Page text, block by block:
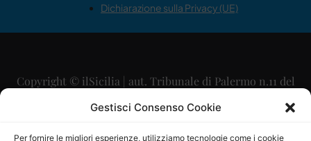
Gestisci Consenso Cookie
Per fornire le migliori esperienze, utilizziamo tecnologie come i cookie
Dichiarazione sulla Privacy (UE)
Copyright © ilSicilia | aut. Tribunale di Palermo n.11 del
29/09/2015